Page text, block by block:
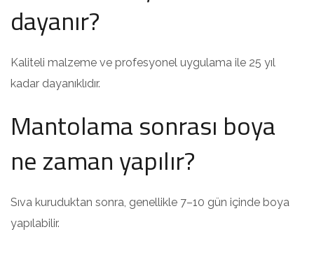
dayanır?
Kaliteli malzeme ve profesyonel uygulama ile 25 yıl
kadar dayanıklıdır.
Mantolama sonrası boya
ne zaman yapılır?
Sıva kuruduktan sonra, genellikle 7–10 gün içinde boya
yapılabilir.